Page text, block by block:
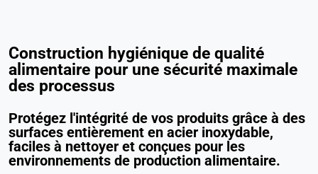
Construction hygiénique de qualité
alimentaire pour une sécurité maximale
des processus
Protégez l'intégrité de vos produits grâce à des
surfaces entièrement en acier inoxydable,
faciles à nettoyer et conçues pour les
environnements de production alimentaire.